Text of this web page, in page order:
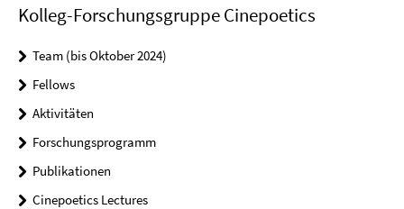
Kolleg-Forschungsgruppe Cinepoetics
Team (bis Oktober 2024)
Fellows
Aktivitäten
Forschungsprogramm
Publikationen
Cinepoetics Lectures